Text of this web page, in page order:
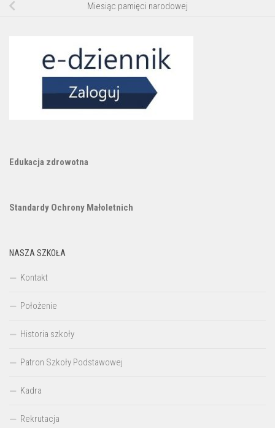
Miesiąc pamięci narodowej
Edukacja zdrowotna
Standardy Ochrony Małoletnich
NASZA SZKOŁA
Kontakt
Położenie
Historia szkoły
Patron Szkoły Podstawowej
Kadra
Rekrutacja